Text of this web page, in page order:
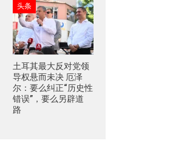
头条
土耳其最大反对党领
导权悬而未决 厄泽
尔：要么纠正“历史性
错误”，要么另辟道
路